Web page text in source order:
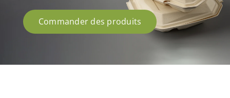
À propos de nous
Commander des produits